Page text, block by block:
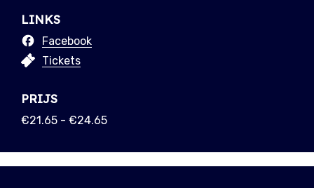
LINKS
Facebook
Tickets
PRIJS
€21.65 - €24.65